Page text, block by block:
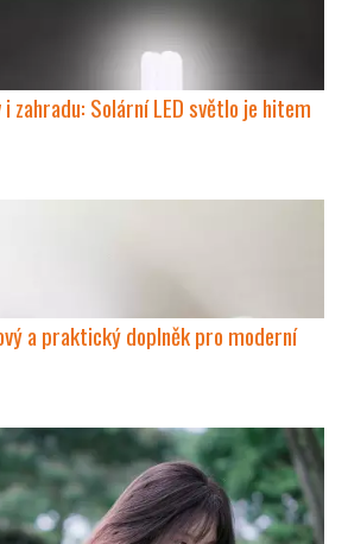
zahradu: Solární LED světlo je hitem
a praktický doplněk pro moderní